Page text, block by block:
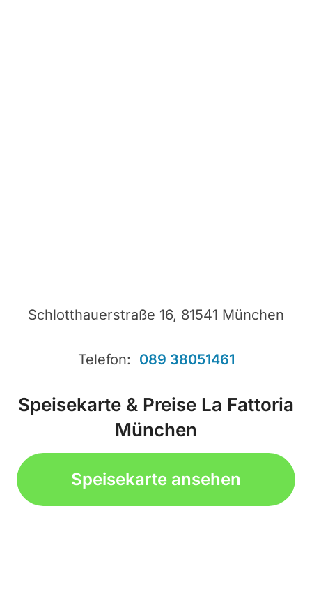
Schlotthauerstraße 16, 81541 München
Telefon: 089 38051461
Speisekarte & Preise La Fattoria
München
Speisekarte ansehen